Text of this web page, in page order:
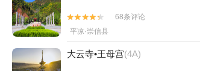


68条评论
平凉·崇信县
大云寺•王母宫(4A)